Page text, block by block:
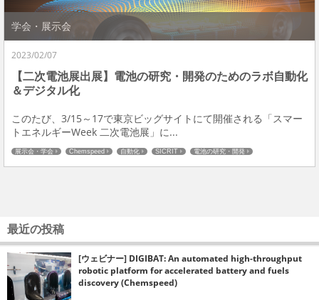
学会・展示会
2023/02/07
【二次電池展出展】電池の研究・開発のためのラボ自動化
＆デジタル化
このたび、3/15～17で東京ビッグサイトにて開催される「スマー
トエネルギーWeek 二次電池展」に...
展示会・学会 Chemspeed 自動化 SICRIT 電池の研究・開発
最近の投稿
[ウェビナー] DIGIBAT: An automated high-throughput
robotic platform for accelerated battery and fuels
discovery (Chemspeed)